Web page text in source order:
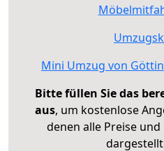
Mini Umzug von
Bitte füllen Sie das
aus, um kostenlose
denen alle Preise